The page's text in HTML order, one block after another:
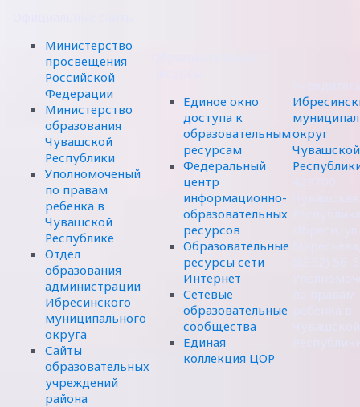
Министерство
просвещения
Российской
Федерации
Министерство
образования
Чувашской
Республики
Уполномоченый
по правам
ребенка в
Чувашской
Республике
Отдел
образования
администрации
Ибресинского
муниципального
округа
Сайты
образовательных
учреждений
района
Единое окно
доступа к
образовательным
ресурсам
Федеральный
центр
информационно-
образовательных
ресурсов
Образовательные
ресурсы сети
Интернет
Сетевые
образовательные
сообщества
Единая
коллекция ЦОР
округ
Чувашской